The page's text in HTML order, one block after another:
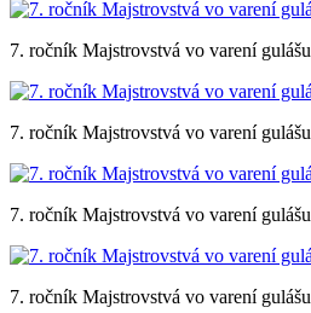
7. ročník Majstrovstvá vo varení
7. ročník Majstrovstvá vo varení
7. ročník Majstrovstvá vo varení
7. ročník Majstrovstvá vo varení